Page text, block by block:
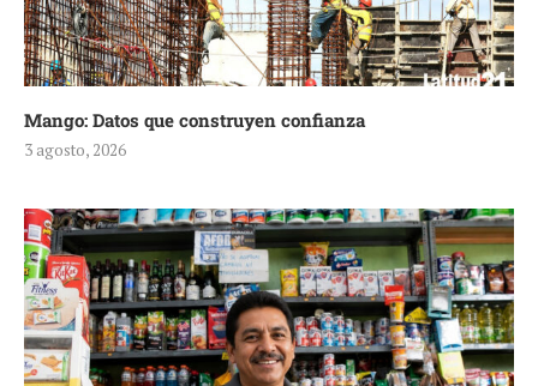
Mango: Datos que construyen confianza
3 agosto, 2026